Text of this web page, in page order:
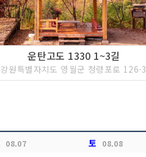
운탄고도 1330 1~3길
강원특별자치도 영월군 청령포로 126-3
08.07 토 08.08